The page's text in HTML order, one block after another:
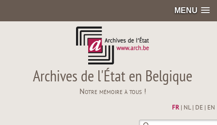
MENU
Archives de l'État en Belgique
Notre mémoire à tous !
FR| NL| DE EN